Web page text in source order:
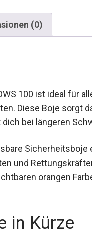
(0)
100 ist ideal für
Diese Boje sorgt
bei längeren
und
sichtbaren
in Kürze